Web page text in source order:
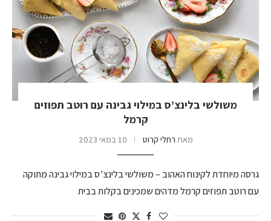
משולשי בלינצ’ס במילוי גבינה עם רוטב תפוזים
קרמל
מאת רחלי קרוט 10 במאי 2023
גרסה מיוחדת לקינוח האהוב – משולשי בלינצ’ס במילוי גבינה מתוקה
עם רוטב תפוזים קרמל מדהים שמכינים בקלות בבית